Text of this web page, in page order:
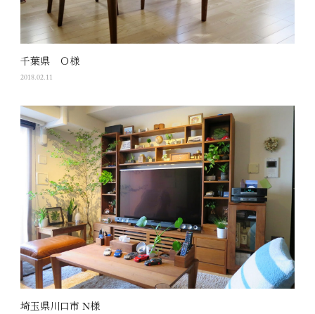
千葉県 Ｏ様
2018.02.11
埼玉県川口市 N様